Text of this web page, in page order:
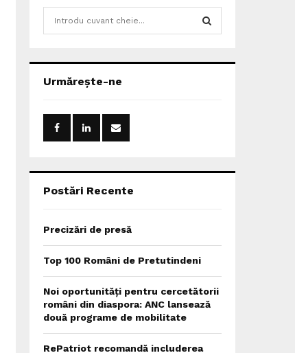
h
o
:
Urmărește-ne
Postări Recente
Precizări de presă
Top 100 Români de Pretutindeni
Noi oportunități pentru cercetătorii
români din diaspora: ANC lansează
două programe de mobilitate
RePatriot recomandă includerea